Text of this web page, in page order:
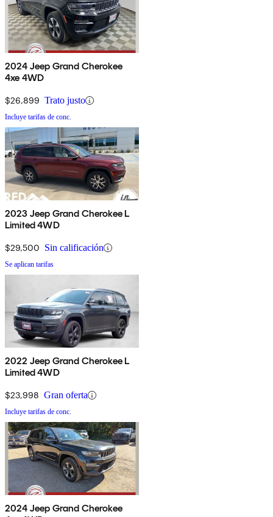
2024 Jeep Grand Cherokee
4xe 4WD
$26,899 Trato justo
Incluye tarifas de conc.
2023 Jeep Grand Cherokee L
Limited 4WD
$29,500 Sin calificación
Se aplican tarifas
2022 Jeep Grand Cherokee L
Limited 4WD
$23,998 Gran oferta
Incluye tarifas de conc.
2024 Jeep Grand Cherokee